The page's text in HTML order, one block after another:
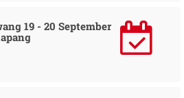
19 - 20 September